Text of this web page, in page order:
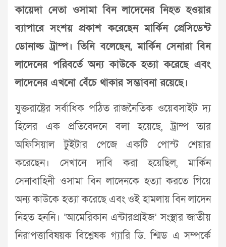
কায়েদা নেতা ওসামা বিন লাদেনের নিহত হওয়ার
ব্যাপারে সংশয় প্রকাশ করেছেন মার্কিন প্রেসিডেন্ট
ডোনাল্ড ট্রাম্প। তিনি বলেছেন, মার্কিন সেনারা বিন
লাদেনের পরিবর্তে অন্য কাউকে হত্যা করেছে এবং
লাদেনের এখনো বেঁচে থাকার সম্ভাবনা রয়েছে।
যুক্তরাষ্ট্রের সর্বাধিক পঠিত রাজনৈতিক ওয়েবসাইট দ্য
হিলের এক প্রতিবেদনে বলা হয়েছে, ট্রাম্প তার
অফিসিয়াল টুইটার পেজে একটি পোস্ট শেয়ার
করেছেন। সেখানে দাবি করা হয়েছিল, মার্কিন
সেনাবাহিনী ওসামা বিন লাদেনকে হত্যা করতে গিয়ে
অন্য কাউকে হত্যা করেছে এবং ওই হামলায় বিন লাদেন
নিহত হননি। ‘আমেরিকান এন্টারপ্রাইজ’ সংস্থার জাতীয়
নিরাপত্তাবিষয়ক বিশ্লেষক গ্যারি ডি. শ্মিড এ সম্পর্কে